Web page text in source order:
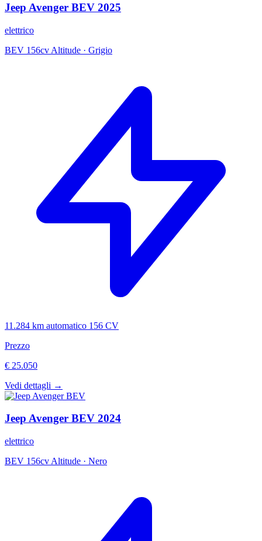
Jeep Avenger BEV 2025
elettrico
BEV 156cv Altitude · Grigio
11.284 km automatico 156 CV
Prezzo
€ 25.050
Vedi dettagli →
Jeep Avenger BEV 2024
elettrico
BEV 156cv Altitude · Nero